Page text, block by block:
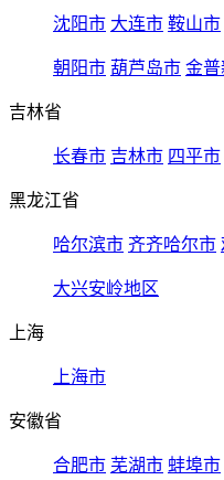
沈阳市 大连市 鞍山市
朝阳市 葫芦岛市 金普
吉林省
长春市 吉林市 四平市
黑龙江省
哈尔滨市 齐齐哈尔市
大兴安岭地区
上海
上海市
安徽省
合肥市 芜湖市 蚌埠市